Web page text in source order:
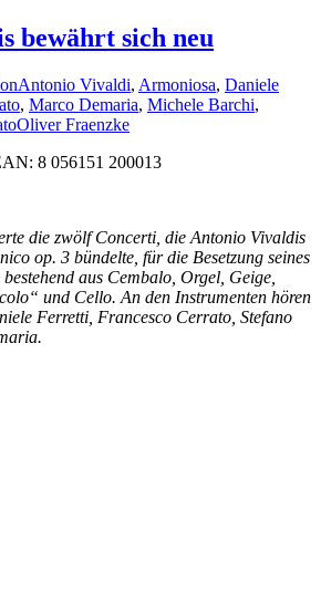
bewährt sich neu
Antonio Vivaldi, Armoniosa, Daniele
, Marco Demaria, Michele Barchi,
Oliver Fraenzke
8 056151 200013
die zwölf Concerti, die Antonio Vivaldis
op. 3 bündelte, für die Besetzung seines
aus Cembalo, Orgel, Geige,
und Cello. An den Instrumenten hören
Ferretti, Francesco Cerrato, Stefano